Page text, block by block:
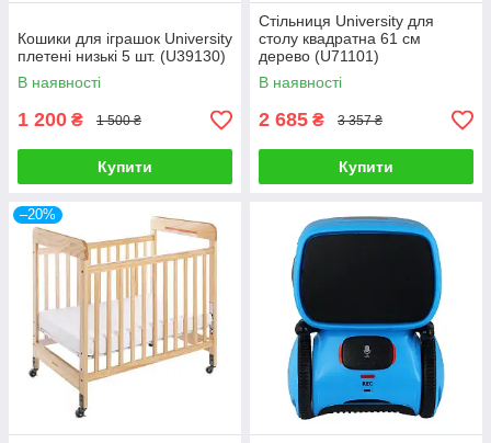
Кошики для іграшок University
плетені низькі 5 шт. (U39130)
В наявності
1 200 ₴ 1 500 ₴
Купити
Стільниця University для
столу квадратна 61 см
дерево (U71101)
В наявності
2 685 ₴ 3 357 ₴
Купити
–20%